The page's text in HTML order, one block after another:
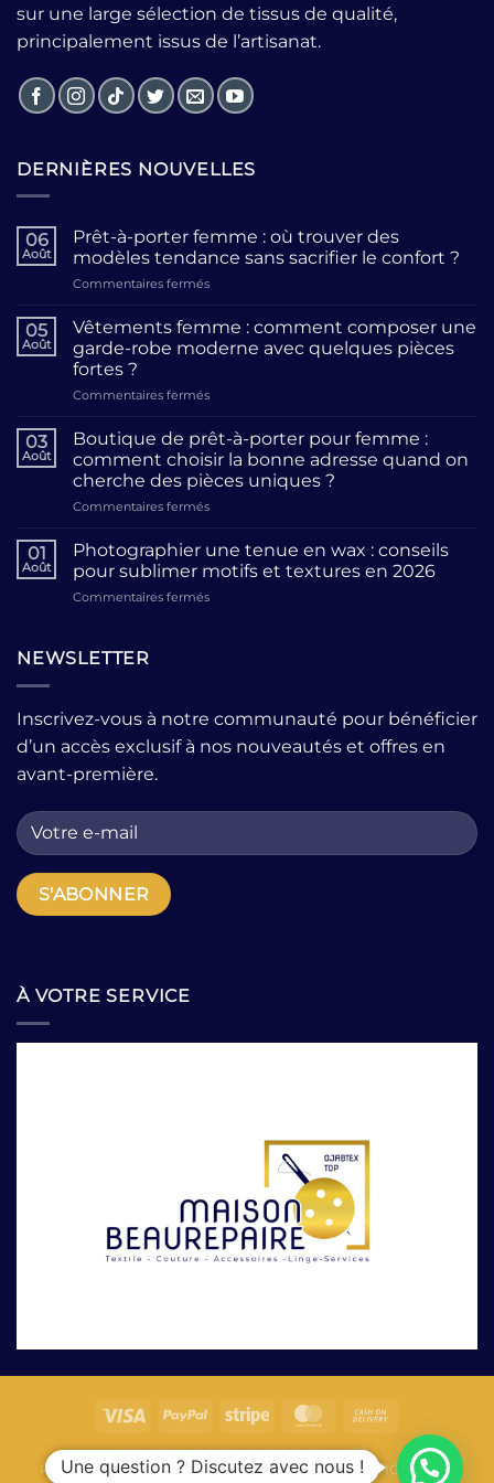
sur une large sélection de tissus de qualité,
principalement issus de l’artisanat.
DERNIÈRES NOUVELLES
06
Août
Prêt-à-porter femme : où trouver des
modèles tendance sans sacrifier le confort ?
Commentaires ferméssur
à-
porter
femme
où
des
modèles
tendance
sans
sacrifier
confort
?
05
Août
Vêtements femme : comment composer une
garde-robe moderne avec quelques pièces
fortes ?
Commentaires ferméssur
femme
comment
composer
une
robe
moderne
avec
quelques
03
Août
Boutique de prêt-à-porter pour femme :
comment choisir la bonne adresse quand on
cherche des pièces uniques ?
Commentaires ferméssur
de
prêt-
à-
porter
la
adresse
01
Août
Photographier une tenue en wax : conseils
pour sublimer motifs et textures en 2026
Commentaires ferméssur
conseils
pour
2026
NEWSLETTER
Inscrivez-vous à notre communauté pour bénéficier
d’un accès exclusif à nos nouveautés et offres en
avant-première.
À VOTRE SERVICE
POLITIQUE DE CONFIDENTIALITÉ
POLITIQUES DE REMBOURSEMENTS
FORMATION FAQ
Une question ? Discutez avec nous !